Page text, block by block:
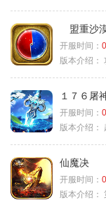
盟重沙
开服时间：
版本介绍：
１７６屠
开服时间：
版本介绍：
仙魔决
开服时间：
版本介绍：